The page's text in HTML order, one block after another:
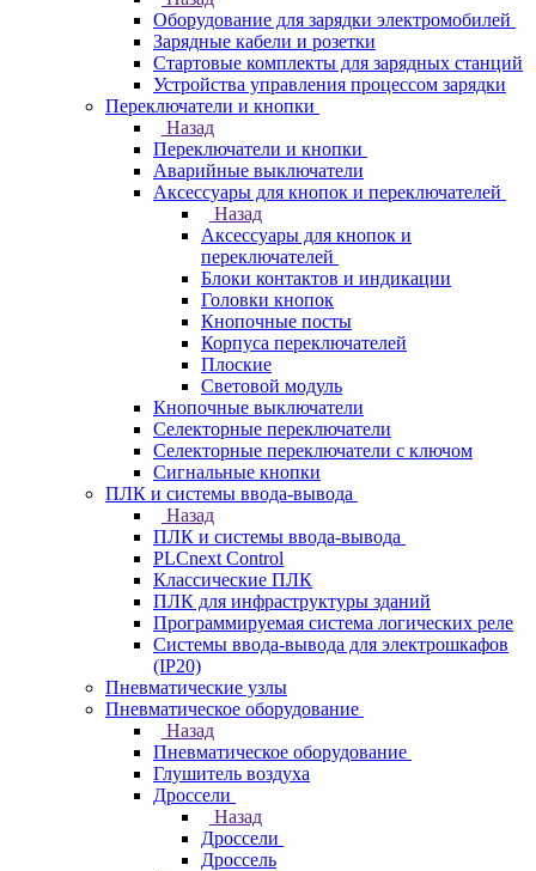
Оборудование для зарядки электромобилей
Зарядные кабели и розетки
Стартовые комплекты для зарядных станций
Устройства управления процессом зарядки
Переключатели и кнопки
Назад
Переключатели и кнопки
Аварийные выключатели
Аксессуары для кнопок и переключателей
Назад
Аксессуары для кнопок и
переключателей
Блоки контактов и индикации
Головки кнопок
Кнопочные посты
Корпуса переключателей
Плоские
Световой модуль
Кнопочные выключатели
Селекторные переключатели
Селекторные переключатели с ключом
Сигнальные кнопки
ПЛК и системы ввода-вывода
Назад
ПЛК и системы ввода-вывода
PLCnext Control
Классические ПЛК
ПЛК для инфраструктуры зданий
Программируемая система логических реле
Системы ввода-вывода для электрошкафов
(IP20)
Пневматические узлы
Пневматическое оборудование
Назад
Пневматическое оборудование
Глушитель воздуха
Дроссели
Назад
Дроссели
Дроссель